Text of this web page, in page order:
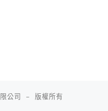
公司 – 版權所有